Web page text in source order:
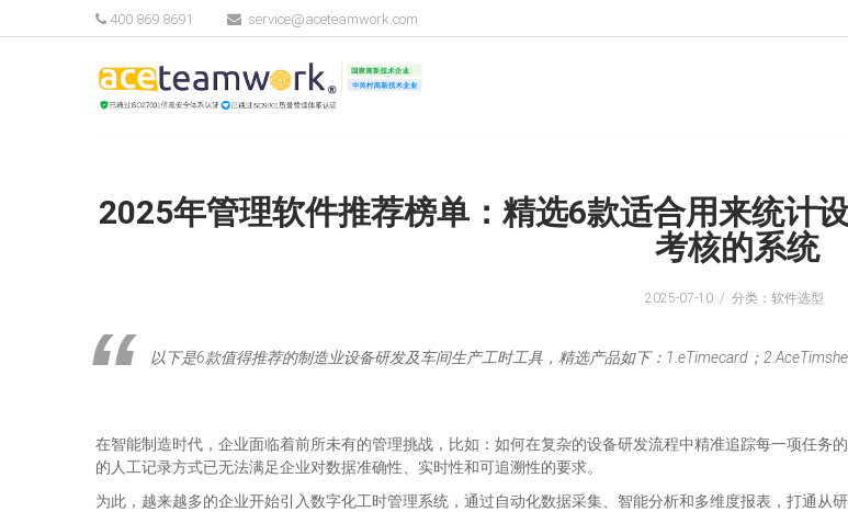
400 869 8691 service@aceteamwork.com
2025年管理软件推荐榜单：精选6款适合用来统计
考核的系统
2025-07-10 分类：软件选型
以下是6款值得推荐的制造业设备研发及车间生产工时工具，精选产品如下：1.eTimecard；
在智能制造时代，企业面临着前所未有的管理挑战，比如：如何在复杂的设备研发流程中精准追踪每一项任
的人工记录方式已无法满足企业对数据准确性、实时性和可追溯性的要求。
为此，越来越多的企业开始引入数字化工时管理系统，通过自动化数据采集、智能分析和多维度报表，打通